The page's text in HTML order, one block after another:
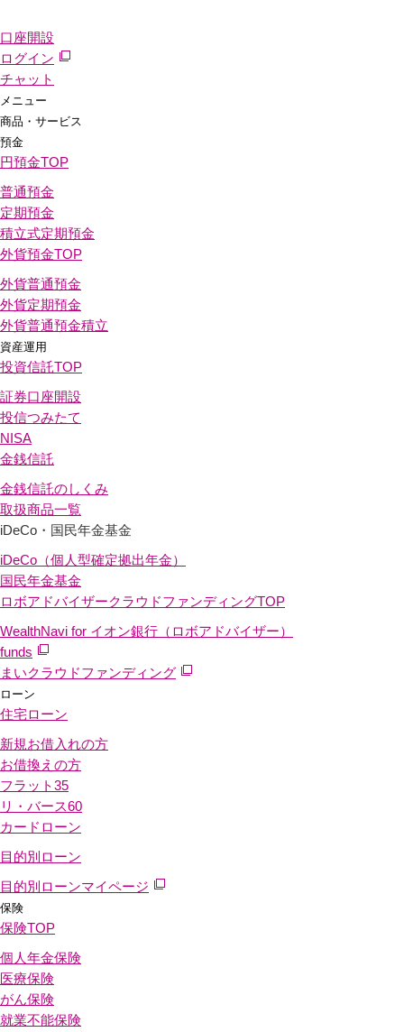
口座開設
ログイン
チャット
メニュー
商品・サービス
預金
円預金TOP
普通預金
定期預金
積立式定期預金
外貨預金TOP
外貨普通預金
外貨定期預金
外貨普通預金積立
資産運用
投資信託TOP
証券口座開設
投信つみたて
NISA
金銭信託
金銭信託のしくみ
取扱商品一覧
iDeCo・国民年金基金
iDeCo（個人型確定拠出年金）
国民年金基金
ロボアドバイザークラウドファンディングTOP
WealthNavi for イオン銀行（ロボアドバイザー）
funds
まいクラウドファンディング
ローン
住宅ローン
新規お借入れの方
お借換えの方
フラット35
リ・バース60
カードローン
目的別ローン
目的別ローンマイページ
保険
保険TOP
個人年金保険
医療保険
がん保険
就業不能保険